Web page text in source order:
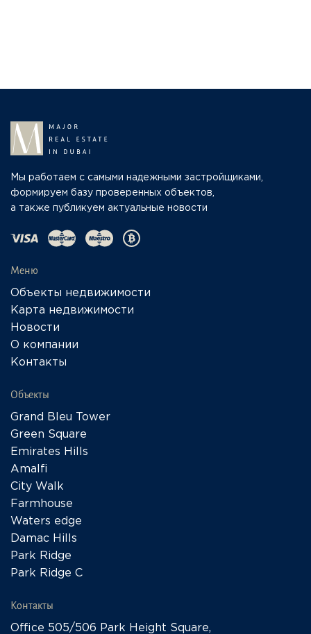
Мы работаем с самыми надежными застройщиками,
формируем базу проверенных объектов,
а также публикуем актуальные новости
Меню
Объекты недвижимости
Карта недвижимости
Новости
О компании
Контакты
Объекты
Grand Bleu Tower
Green Square
Emirates Hills
Amalfi
City Walk
Farmhouse
Waters edge
Damac Hills
Park Ridge
Park Ridge C
Контакты
Office 505/506 Park Height Square,